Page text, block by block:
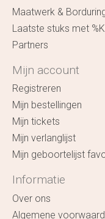
Maatwerk &
Laatste stuks met
Partners
Mijn account
Registreren
Mijn bestellingen
Mijn tickets
Mijn verlanglijst
Mijn geboortelijst
Informatie
Over ons
Algemene